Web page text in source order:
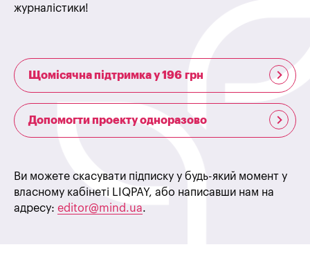
журналістики!
Щомісячна підтримка у 196 грн
Допомогти проекту одноразово
Ви можете скасувати підписку у будь-який момент у
власному кабінеті LIQPAY, або написавши нам на
адресу: editor@mind.ua.